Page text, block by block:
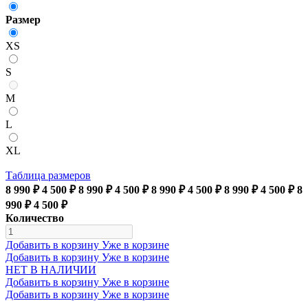
Размер
XS
S
M
L
XL
Таблица размеров
8 990 ₽ 4 500 ₽ 8 990 ₽ 4 500 ₽ 8 990 ₽ 4 500 ₽ 8 990 ₽ 4 500 ₽ 8
990 ₽ 4 500 ₽
Количество
Добавить в корзину Уже в корзине
Добавить в корзину Уже в корзине
НЕТ В НАЛИЧИИ
Добавить в корзину Уже в корзине
Добавить в корзину Уже в корзине